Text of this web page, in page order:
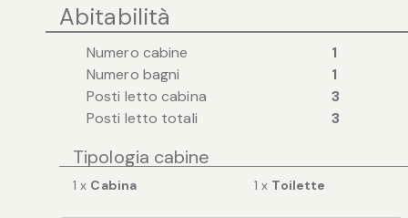
Abitabilità
Numero cabine
1
Numero bagni
1
Posti letto cabina
3
Posti letto totali
3
Tipologia cabine
1 x Cabina 1 x Toilette